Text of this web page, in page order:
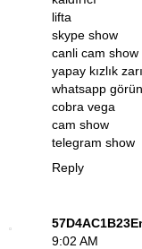
lifta
skype show
canli cam show
yapay kızlık zarı
whatsapp
cobra vega
cam show
telegram show
Reply
9:02 AM